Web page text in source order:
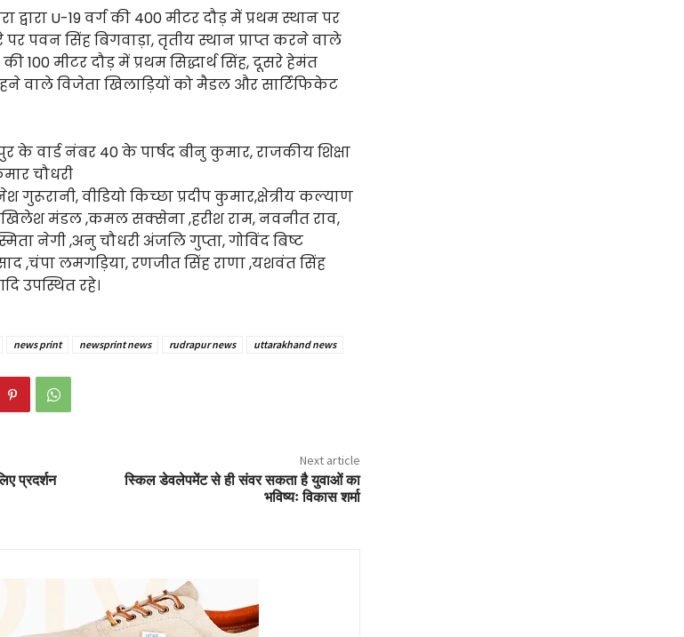
U-19 वर्ग की 400 मीटर दौड़ में प्रथम स्थान पर
पवन सिंह बिगवाड़ा, तृतीय स्थान प्राप्त करने वाले
100 मीटर दौड़ में प्रथम सिद्धार्थ सिंह, दूसरे हेमंत
वाले विजेता खिलाड़ियों को मैडल और सार्टिफिकेट
वार्ड नंबर 40 के पार्षद बीनु कुमार, राजकीय शिक्षा
चौधरी
गुरूरानी, वीडियो किच्छा प्रदीप कुमार,क्षेत्रीय कल्याण
मंडल ,कमल सक्सेना ,हरीश राम, नवनीत राव,
नेगी ,अनु चौधरी अंजलि गुप्ता, गोविंद बिष्ट
,चंपा लमगड़िया, रणजीत सिंह राणा ,यशवंत सिंह
उपस्थित रहे।
news print newsprint news rudrapur news uttarakhand news
प्रदर्शन
Next article
स्किल डेवलेपमेंट से ही संवर सकता है युवाओं का
भविष्यः विकास शर्मा